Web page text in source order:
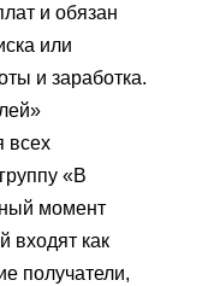
и обязан
или
и заработка.
всех
«В
момент
входят как
получатели,